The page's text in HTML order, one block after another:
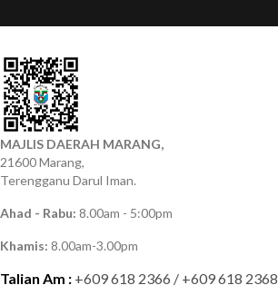
MAJLIS DAERAH MARANG,
21600 Marang,
Terengganu Darul Iman.
Ahad - Rabu: 8.00am - 5:00pm
Khamis: 8.00am-3.00pm
Talian Am : +609 618 2366 / +609 618 2368